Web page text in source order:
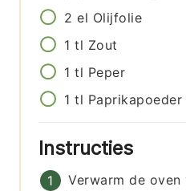
2 el Olijfolie
1 tl Zout
1 tl Peper
1 tl Paprikapoeder
Instructies
Verwarm de